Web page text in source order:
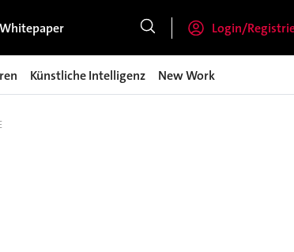
Whitepaper Login/
Künstliche Intelligenz New Work